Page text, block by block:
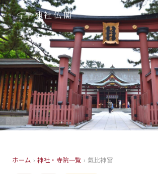
神社仏閣
氣比神宮
ホーム › 神社・寺院一覧 › 氣比神宮